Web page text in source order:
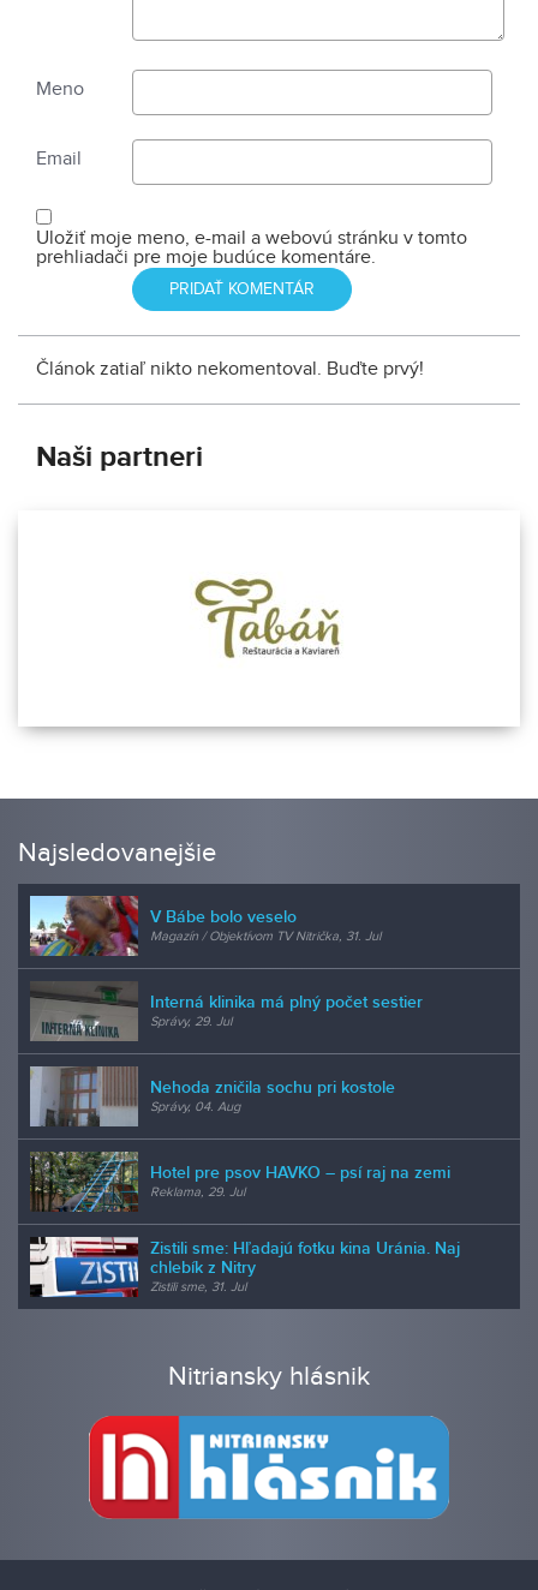
Meno
Email
Uložiť moje meno, e-mail a webovú stránku v tomto
prehliadači pre moje budúce komentáre.
Článok zatiaľ nikto nekomentoval. Buďte prvý!
Naši partneri
Najsledovanejšie
V Bábe bolo veselo
Magazín / Objektívom TV Nitrička, 31. Jul
Interná klinika má plný počet sestier
Správy, 29. Jul
Nehoda zničila sochu pri kostole
Správy, 04. Aug
Hotel pre psov HAVKO – psí raj na zemi
Reklama, 29. Jul
Zistili sme: Hľadajú fotku kina Uránia. Naj
chlebík z Nitry
Zistili sme, 31. Jul
Nitriansky hlásnik